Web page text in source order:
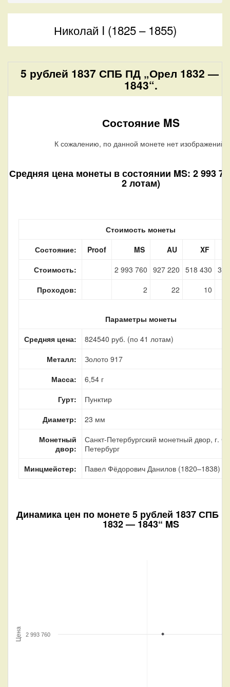
Николай I (1825 – 1855)
5 рублей 1837 СПБ ПД „Орел 1832 —
1843“.
Состояние MS
К сожалению, по данной монете нет изображений.
Средняя цена монеты в состоянии MS: 2 993
2 лотам)
Стоимость монеты
Состояние:
Proof MS AU
XF
Стоимость:
2 993 760 927 220 518 430
Проходов:
2 22 10
Параметры монеты
Средняя цена:
824540 руб. (по 41 лотам)
Металл:
Золото 917
Масса:
6,54 г
Гурт:
Пунктир
Диаметр:
23 мм
Монетный
двор:
Санкт-Петербургский монетный двор, г.
Петербург
Минцмейстер:
Павел Фёдорович Данилов (1820–1838)
Динамика цен по монете5 рублей 1837 СПБ
1832 — 1843“ MS
Цена 2 993 760